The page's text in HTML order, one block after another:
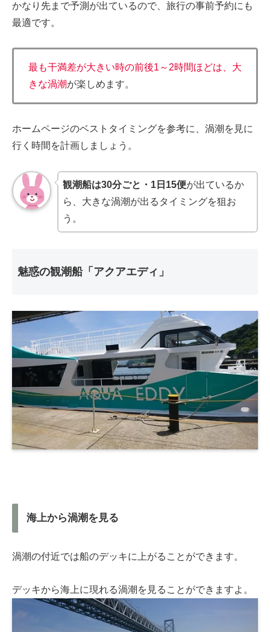
かなり先まで予測が出ているので、旅行の事前予約にも
最適です。
最も干満差が大きい時の前後1～2時間ほどは、大
きな渦潮が楽しめます。
ホームページのベストタイミングを参考に、渦潮を見に
行く時間を計画しましょう。
観潮船は30分ごと・1日15便が出ているか
ら、大きな渦潮が出るタイミングを狙お
う。
魅惑の観潮船「アクアエディ」
海上から渦潮を見る
渦潮の付近では船のデッキに上がることができます。
デッキから海上に現れる渦潮を見ることができますよ。